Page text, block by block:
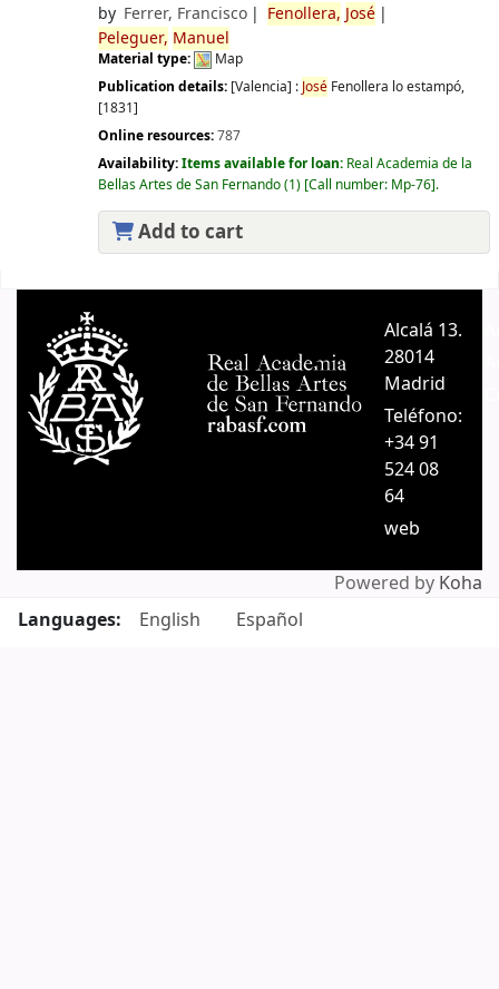
by Ferrer, Francisco Fenollera, José
Peleguer, Manuel
Material type:
Map
Publication details: [Valencia] : JoséFenollera lo estampó,
[1831]
Online resources:787
Availability:Items available for loan: Real Academia de la
Bellas Artes de San Fernando(1) Call number: Mp-76 .
Add to cart
Alcalá 13.
28014
Madrid
Teléfono:
+34 91
524 08
64
web
Powered by Koha
Languages:
English Español